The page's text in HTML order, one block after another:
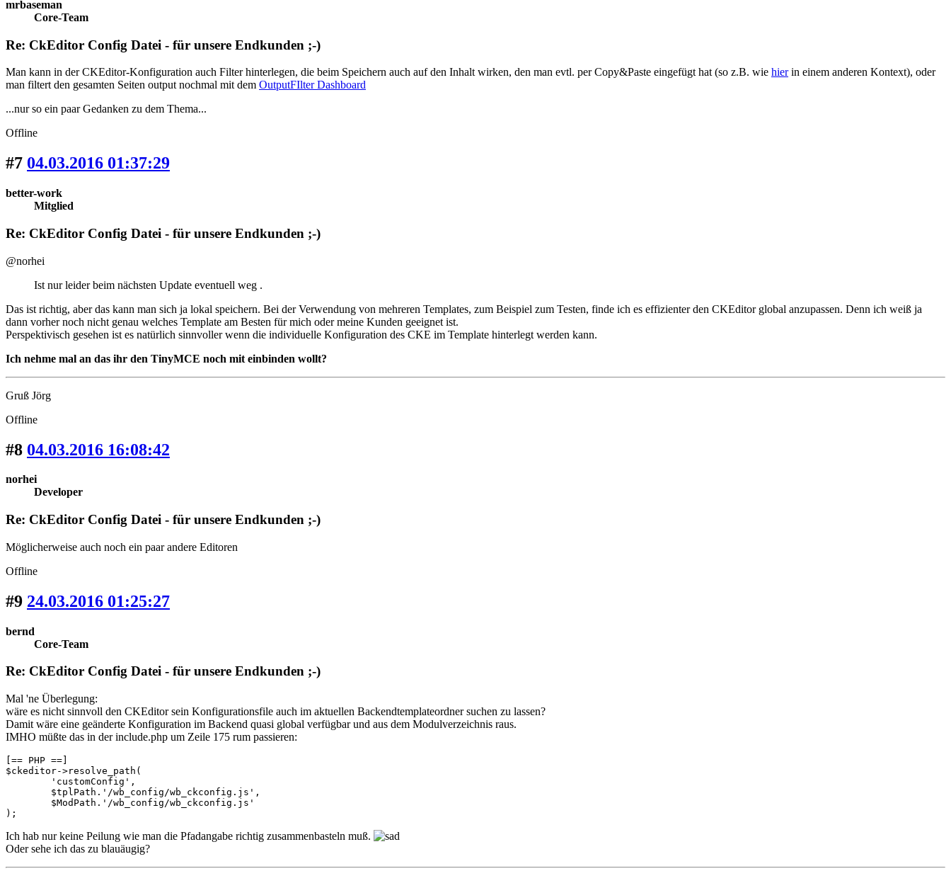
mrbaseman
Core-Team
Re: CkEditor Config Datei - für unsere Endkunden ;-)
Man kann in der CKEditor-Konfiguration auch Filter hinterlegen, die beim Speichern auch auf den Inhalt wirken, den man evtl. per Copy&Paste eingefügt hat (so z.B. wie hierin einem anderen Kontext), oder
man filtert den gesamten Seiten output nochmal mit dem OutputFIlter Dashboard
...nur so ein paar Gedanken zu dem Thema...
Offline
#7 04.03.2016 01:37:29
better-work
Mitglied
Re: CkEditor Config Datei - für unsere Endkunden ;-)
@norhei
Ist nur leider beim nächsten Update eventuell weg .
Das ist richtig, aber das kann man sich ja lokal speichern. Bei der Verwendung von mehreren Templates, zum Beispiel zum Testen, finde ich es effizienter den CKEditor global anzupassen. Denn ich weiß ja
dann vorher noch nicht genau welches Template am Besten für mich oder meine Kunden geeignet ist.
Perspektivisch gesehen ist es natürlich sinnvoller wenn die individuelle Konfiguration des CKE im Template hinterlegt werden kann.
Ich nehme mal an das ihr den TinyMCE noch mit einbinden wollt?
Gruß Jörg
Offline
#8 04.03.2016 16:08:42
norhei
Developer
Re: CkEditor Config Datei - für unsere Endkunden ;-)
Möglicherweise auch noch ein paar andere Editoren
Offline
#9 24.03.2016 01:25:27
bernd
Core-Team
Re: CkEditor Config Datei - für unsere Endkunden ;-)
Mal 'ne Überlegung:
wäre es nicht sinnvoll den CKEditor sein Konfigurationsfile auch im aktuellen Backendtemplateordner suchen zu lassen?
Damit wäre eine geänderte Konfiguration im Backend quasi global verfügbar und aus dem Modulverzeichnis raus.
IMHO müßte das in der include.php um Zeile 175 rum passieren:
[== PHP ==]
$ckeditor->resolve_path(
        'customConfig',
);
Ich hab nur keine Peilung wie man die Pfadangabe richtig zusammenbasteln muß.
Oder sehe ich das zu blauäugig?